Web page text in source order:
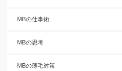
MBの仕事術
MBの思考
MBの薄毛対策